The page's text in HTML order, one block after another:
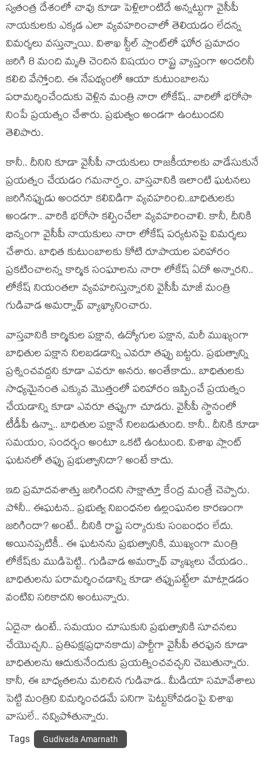
స్వ‌తంత్ర దేశంలో చావు కూడా పెళ్లిలాంటిదే అన్న‌ట్టుగా వైసీపీ
నాయ‌కుల‌కు ఎక్క‌డ ఎలా వ్య‌వ‌హరించాలో తెలియ‌డం లేద‌న్న
విమ‌ర్శ‌లు వ‌స్తున్నాయి. విశాఖ స్టీల్ ప్లాంట్‌లో ఘోర ప్ర‌మాదం
జ‌రిగి 8 మంది మృతి చెందిన విష‌యం రాష్ట్ర వ్యాప్తంగా అంద‌రినీ
క‌లిచి వేస్తోంది. ఈ నేప‌థ్యంలో ఆయా కుటుంబాల‌ను
ప‌రామ‌ర్శించేందుకు వెళ్లిన మంత్రి నారా లోకేష్‌.. వారిలో భ‌రోసా
నింపే ప్ర‌య‌త్నం చేశారు. ప్ర‌భుత్వం అండ‌గా ఉంటుంద‌ని
తెలిపారు.
కానీ.. దీనిని కూడా వైసీపీ నాయ‌కులు రాజ‌కీయాల‌కు వాడేసుకునే
ప్ర‌య‌త్నం చేయ‌డం గ‌మ‌నార్హం. వాస్తవానికి ఇలాంటి ఘ‌ట‌న‌లు
జ‌రిగిన‌ప్పుడు అంద‌రూ క‌లివిడిగా వ్య‌వ‌హ‌రించి..బాధితుల‌కు
అండ‌గా.. వారికి భ‌రోసా క‌ల్పించేలా వ్య‌వ‌హ‌రించాలి. కానీ, దీనికి
భిన్నంగా వైసీపీ నాయ‌కులు నారా లోకేష్ ప‌ర్య‌ట‌నపై విమ‌ర్శ‌లు
చేశారు. బాధిత కుటుంబాల‌కు కోటి రూపాయ‌ల ప‌రిహారం
ప్ర‌క‌టించాలన్న కార్మిక సంఘాల‌ను నారా లోకేష్ ఏదో అన్నార‌ని..
లోకేష్ నియంత‌లా వ్య‌వ‌హ‌రిస్తున్నార‌ని వైసీపీ మాజీ మంత్రి
గుడివాడ అమ‌ర్నాథ్ వ్యాఖ్యానించారు.
వాస్త‌వానికి కార్మికుల ప‌క్షాన‌, ఉద్యోగుల ప‌క్షాన‌, మ‌రీ ముఖ్యంగా
బాధితుల ప‌క్షాన నిల‌బ‌డ‌డాన్ని ఎవ‌రూ త‌ప్పు బ‌ట్ట‌రు. ప్ర‌భుత్వాన్ని
ప్ర‌శ్నించ‌వ‌ద్ద‌ని కూడా ఎవ‌రూ అనరు. అంతేకాదు.. బాధితుల‌కు
సాధ్య‌మైనంత ఎక్కువ మొత్తంలో ప‌రిహారం ఇప్పించే ప్ర‌య‌త్నం
చేయ‌డాన్ని కూడా ఎవ‌రూ త‌ప్పుగా చూడ‌రు. వైసీపీ స్థానంలో
టీడీపీ ఉన్నా.. బాధితుల ప‌క్షానే నిల‌బ‌డుతుంది. కానీ.. దీనికి కూడా
స‌మ‌యం, సంద‌ర్భం అంటూ ఒక‌టి ఉంటుంది. విశాఖ ప్లాంట్
ఘ‌ట‌న‌లో త‌ప్పు ప్ర‌భుత్వానిదా? అంటే కాదు.
ఇది ప్ర‌మాద‌వ‌శాత్తు జరిగింద‌ని సాక్షాత్తూ కేంద్ర మంత్రే చెప్పారు.
పోనీ.. ఈఘ‌ట‌న.. ప్ర‌భుత్వ నిబంధ‌న‌ల ఉల్లంఘ‌న‌ల కార‌ణంగా
జ‌రిగిందా? అంటే.. దీనికి రాష్ట్ర స‌ర్కారుకు సంబంధం లేదు.
అయిన‌ప్ప‌టికీ.. ఈ ఘ‌ట‌న‌ను ప్ర‌భుత్వానికి, ముఖ్యంగా మంత్రి
లోకేష్‌కు ముడిపెట్టి.. గుడివాడ అమ‌ర్నాథ్ వ్యాఖ్య‌లు చేయడం..
బాధితుల‌ను ప‌రామ‌ర్శించ‌డాన్ని కూడా త‌ప్పుప‌ట్టేలా మాట్లాడ‌డం
వంటివి స‌రికాద‌ని అంటున్నారు.
ఏదైనా ఉంటే.. స‌మయం చూసుకుని ప్ర‌భుత్వానికి సూచ‌న‌లు
చేయొచ్చ‌ని.. ప్ర‌తిప‌క్ష‌(ప్ర‌ధాన‌కాదు) పార్టీగా వైసీపీ త‌ర‌ఫున కూడా
బాధితుల‌ను ఆదుకునేందుకు ప్ర‌య‌త్నించ‌వ‌చ్చ‌ని చెబుతున్నారు.
కానీ, ఈ బాధ్య‌త‌ల‌ను మ‌రిచిన గుడివాడ‌.. మీడియా స‌మావేశాలు
పెట్టి మంత్రిని విమ‌ర్శించ‌డ‌మే ప‌నిగా పెట్టుకోవ‌డంపై విశాఖ
వాసులే.. న‌వ్విపోతున్నారు.
Tags Gudivada Amarnath